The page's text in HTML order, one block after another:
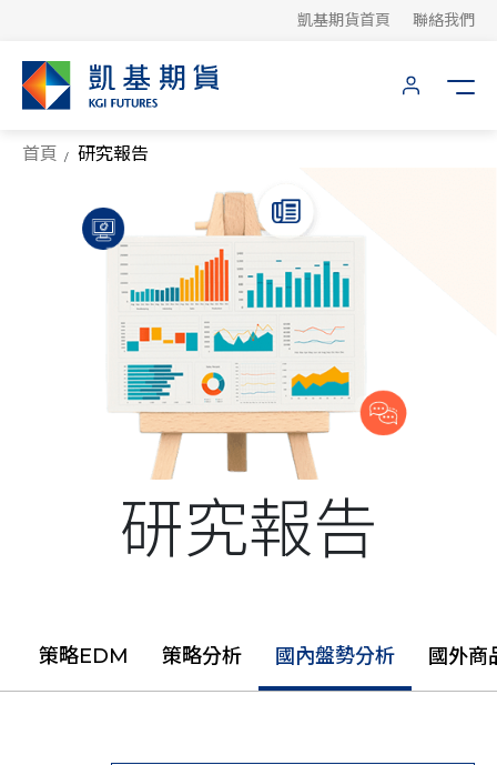
凱基期貨首頁 聯絡我們
首頁 研究報告
研究報告
策略EDM 策略分析 國內盤勢分析 國外商